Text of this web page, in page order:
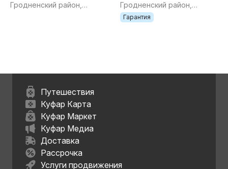
Гродненский район,
Гродненский район,
Гродненская обл.
Гарантия
Путешествия
Куфар Карта
Куфар Маркет
Куфар Медиа
Доставка
Рассрочка
Услуги продвижения